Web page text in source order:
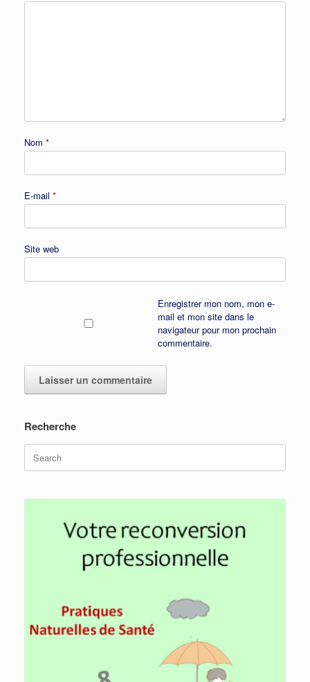
Nom *
E-mail *
Site web
Enregistrer mon nom, mon e-
mail et mon site dans le
navigateur pour mon prochain
commentaire.
Recherche
Search
for: